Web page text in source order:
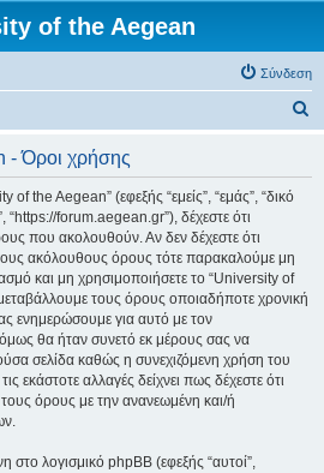
of the Aegean
Σύνδεση
- Όροι χρήσης
the Aegean” (εφεξής “εμείς”, “εμάς”, “δικό
forum.aegean.gr”), δέχεστε ότι
που ακολουθούν. Αν δεν δέχεστε ότι
ακόλουθους όρους τότε παρακαλούμε μη
και μη χρησιμοποιήσετε το “University of
τους όρους οποιαδήποτε χρονική
ενημερώσουμε για αυτό με τον
θα ήταν συνετό εκ μέρους σας να
σελίδα καθώς η συνεχιζόμενη χρήση του
εκάστοτε αλλαγές δείχνει πως δέχεστε ότι
όρους με την ανανεωμένη και/ή
στο λογισμικό phpBB (εφεξής “αυτοί”,